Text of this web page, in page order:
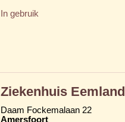
In gebruik
Ziekenhuis Eemland
Daam Fockemalaan 22
Amersfoort